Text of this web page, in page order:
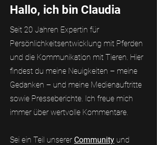
Hallo, ich bin Claudia
Seit 20 Jahren Expertin für
Persönlichkeitsentwicklung mit Pferden
und die Kommunikation mit Tieren. Hier
findest du meine Neuigkeiten – meine
Gedanken – und meine Medienauftritte
sowie Presseberichte. Ich freue mich
immer über wertvolle Kommentare.
Sei ein Teil unserer Community und